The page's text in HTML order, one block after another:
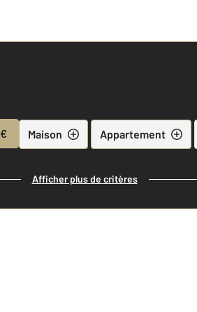
€ Maison Appartement
Afficher plus de critères